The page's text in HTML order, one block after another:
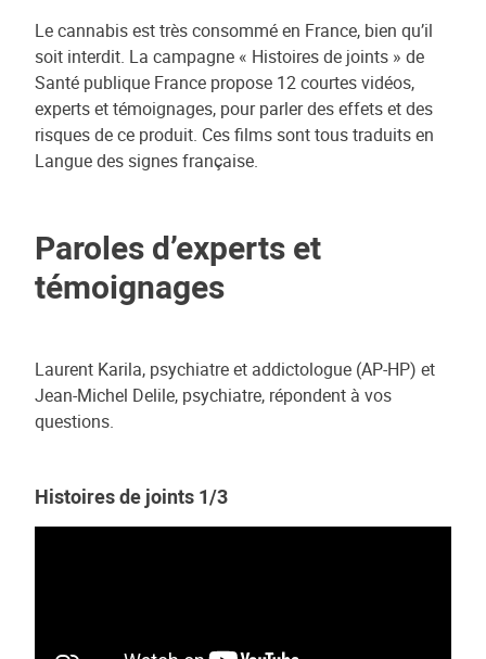
Le cannabis est très consommé en France, bien qu’il
soit interdit. La campagne « Histoires de joints » de
Santé publique France propose 12 courtes vidéos,
experts et témoignages, pour parler des effets et des
risques de ce produit. Ces films sont tous traduits en
Langue des signes française.
Paroles d’experts et
témoignages
Laurent Karila, psychiatre et addictologue (AP-HP) et
Jean-Michel Delile, psychiatre, répondent à vos
questions.
Histoires de joints 1/3